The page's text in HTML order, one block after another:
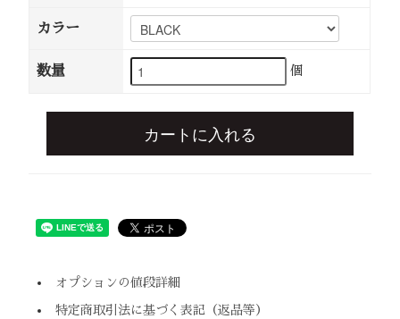
カラー
数量 個
カートに入れる
オプションの値段詳細
特定商取引法に基づく表記（返品等）